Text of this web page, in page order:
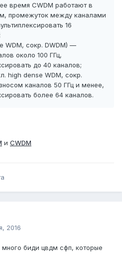
время CWDM работают в
промежуток между каналами
16
WDM, сокр. DWDM) —
около 100 ГГц,
до 40 каналов;
high dense WDM, сокр.
каналов 50 ГГц и менее,
более 64 каналов.
и CWDM
2016
биди цвдм сфп, которые